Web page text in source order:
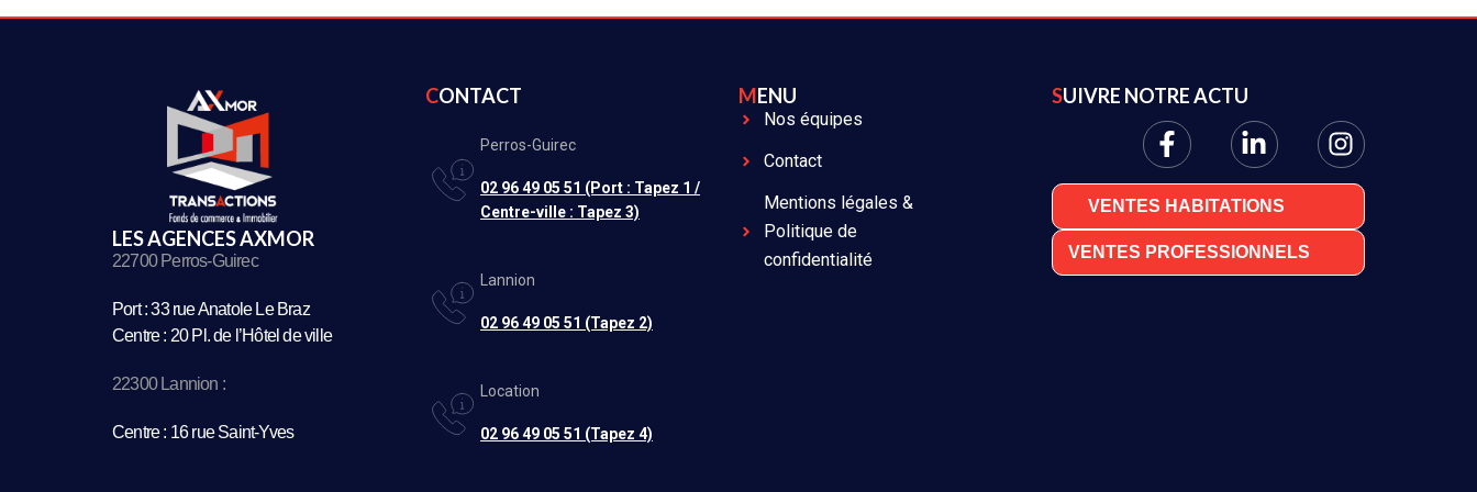
LES AGENCES AXMOR
22700 Perros-Guirec
Port : 33 rue Anatole Le Braz
Centre : 20 Pl. de l’Hôtel de ville
22300 Lannion :
Centre : 16 rue Saint-Yves
CONTACT
Perros-Guirec
02 96 49 05 51 (Port : Tapez 1 /
Centre-ville : Tapez 3)
Lannion
02 96 49 05 51 (Tapez 2)
Location
02 96 49 05 51 (Tapez 4)
MENU
Nos équipes
Contact
Mentions légales &
Politique de
confidentialité
SUIVRE NOTRE ACTU
VENTES HABITATIONS
VENTES PROFESSIONNELS